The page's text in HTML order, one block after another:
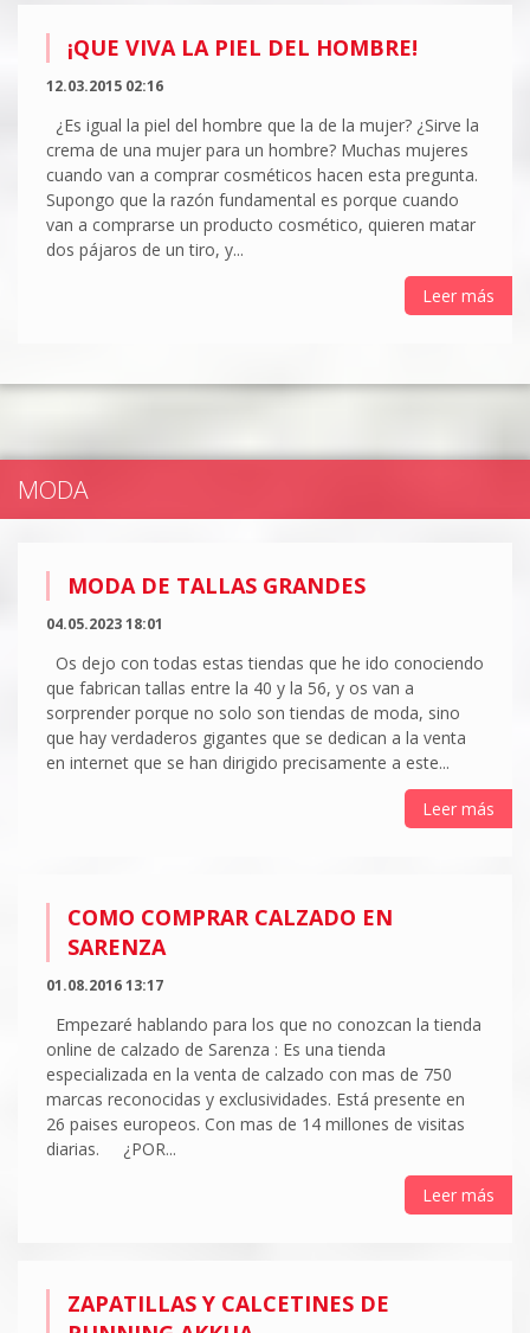
¡QUE VIVA LA PIEL DEL HOMBRE!
12.03.2015 02:16
¿Es igual la piel del hombre que la de la mujer? ¿Sirve la
crema de una mujer para un hombre? Muchas mujeres
cuando van a comprar cosméticos hacen esta pregunta.
Supongo que la razón fundamental es porque cuando
van a comprarse un producto cosmético, quieren matar
dos pájaros de un tiro, y...
Leer más
MODA
MODA DE TALLAS GRANDES
04.05.2023 18:01
Os dejo con todas estas tiendas que he ido conociendo
que fabrican tallas entre la 40 y la 56, y os van a
sorprender porque no solo son tiendas de moda, sino
que hay verdaderos gigantes que se dedican a la venta
en internet que se han dirigido precisamente a este...
Leer más
COMO COMPRAR CALZADO EN
SARENZA
01.08.2016 13:17
Empezaré hablando para los que no conozcan la tienda
online de calzado de Sarenza : Es una tienda
especializada en la venta de calzado con mas de 750
marcas reconocidas y exclusividades. Está presente en
26 paises europeos. Con mas de 14 millones de visitas
diarias. ¿POR...
Leer más
ZAPATILLAS Y CALCETINES DE